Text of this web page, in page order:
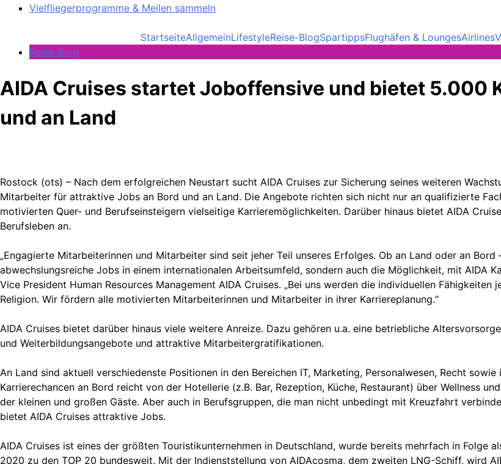
Vielfliegerprogramme & Meilen sammeln
StartseiteAllgemeinLifestyleReise-BlogSpartippsFlughäfen & LoungesAirlines
Reise-Blog
AIDA Cruises startet Joboffensive und bietet 5.000
und an Land
Rostock (ots) – Nach dem erfolgreichen Neustart sucht AIDA Cruises zur Sicherung seines weiteren
Mitarbeiter für attraktive Jobs an Bord und an Land. Die Angebote richten sich nicht nur an qualifizierte
motivierten Quer- und Berufseinsteigern vielseitige Karrieremöglichkeiten. Darüber hinaus bietet AIDA
Berufsleben an.
„Engagierte Mitarbeiterinnen und Mitarbeiter sind seit jeher Teil unseres Erfolges. Ob an Land oder an
abwechslungsreiche Jobs in einem internationalen Arbeitsumfeld, sondern auch die Möglichkeit, mit AIDA
Vice President Human Resources Management AIDA Cruises. „Bei uns werden die individuellen
Religion. Wir fördern alle motivierten Mitarbeiterinnen und Mitarbeiter in ihrer Karriereplanung.“
AIDA Cruises bietet darüber hinaus viele weitere Anreize. Dazu gehören u.a. eine betriebliche
und Weiterbildungsangebote und attraktive Mitarbeitergratifikationen.
An Land sind aktuell verschiedenste Positionen in den Bereichen IT, Marketing, Personalwesen, Recht
Karrierechancen an Bord reicht von der Hotellerie (z.B. Bar, Rezeption, Küche, Restaurant) über Wellness
der kleinen und großen Gäste. Aber auch in Berufsgruppen, die man nicht unbedingt mit Kreuzfahrt
bietet AIDA Cruises attraktive Jobs.
AIDA Cruises ist eines der größten Touristikunternehmen in Deutschland, wurde bereits mehrfach in Folge
2020 zu den TOP 20 bundesweit. Mit der Indienststellung von AIDAcosma, dem zweiten LNG-Schiff, wird